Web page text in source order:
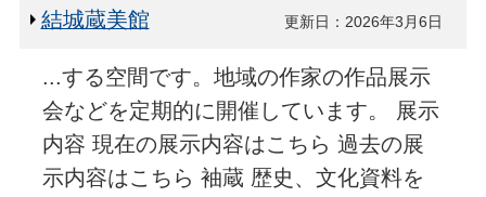
結城蔵美館 更新日：2026年3月6日
...する空間です。地域の作家の作品展示
会などを定期的に開催しています。 展示
内容 現在の展示内容はこちら 過去の展
示内容はこちら 袖蔵 歴史、文化資料を